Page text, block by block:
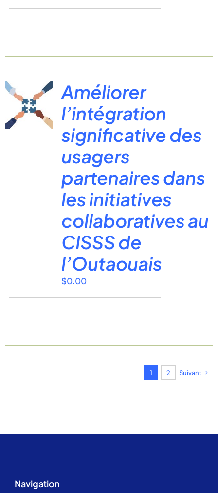
Améliorer
l’intégration
significative des
usagers
partenaires dans
les initiatives
collaboratives au
CISSS de
l’Outaouais
$0.00
1 2 Suivant
Navigation